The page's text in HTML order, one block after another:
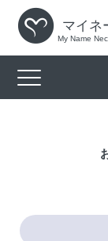
マイネ
My Name